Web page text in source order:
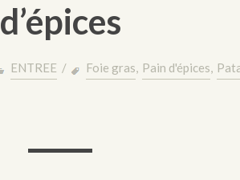
d’épices
ENTREE / Foie gras, Pain d'épices,